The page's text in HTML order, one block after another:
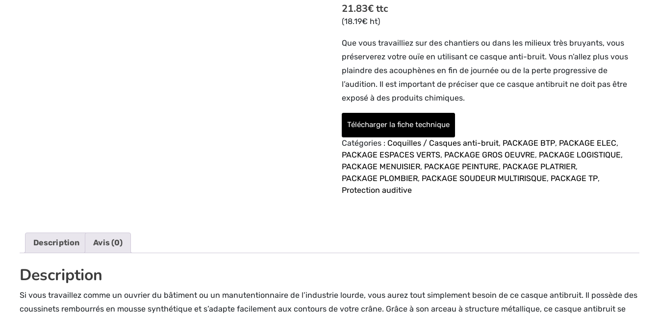
21.83€ttc
(18.19€ ht)
Que vous travailliez sur des chantiers ou dans les milieux très bruyants, vous
préserverez votre ouïe en utilisant ce casque anti-bruit. Vous n’allez plus vous
plaindre des acouphènes en fin de journée ou de la perte progressive de
l’audition. Il est important de préciser que ce casque antibruit ne doit pas être
exposé à des produits chimiques.
Télécharger la fiche technique
Catégories : Coquilles / Casques anti-bruit, PACKAGE BTP, PACKAGE ELEC,
PACKAGE ESPACES VERTS, PACKAGE GROS OEUVRE, PACKAGE LOGISTIQUE,
PACKAGE MENUISIER, PACKAGE PEINTURE, PACKAGE PLATRIER,
PACKAGE PLOMBIER, PACKAGE SOUDEUR MULTIRISQUE, PACKAGE TP,
Protection auditive
Description Avis (0)
Description
Si vous travaillez comme un ouvrier du bâtiment ou un manutentionnaire de l’industrie lourde, vous aurez tout simplement besoin de ce casque antibruit. Il possède des
coussinets rembourrés en mousse synthétique et s’adapte facilement aux contours de votre crâne. Grâce à son arceau à structure métallique, ce casque antibruit se